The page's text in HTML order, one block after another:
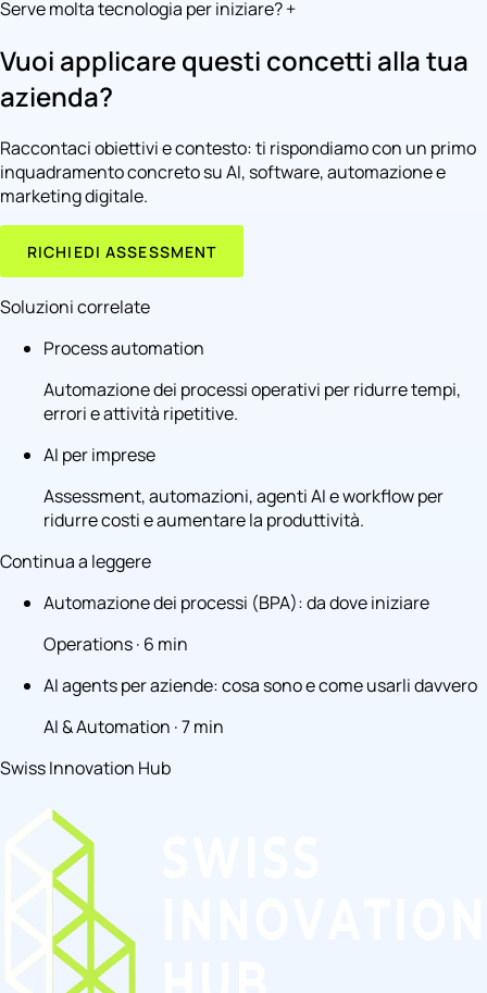
Serve molta tecnologia per iniziare?+
Vuoi applicare questi concetti alla tua
azienda?
Raccontaci obiettivi e contesto: ti rispondiamo con un primo
inquadramento concreto su AI, software, automazione e
marketing digitale.
RICHIEDI ASSESSMENT
Soluzioni correlate
Process automation
Automazione dei processi operativi per ridurre tempi,
errori e attività ripetitive.
AI per imprese
Assessment, automazioni, agenti AI e workflow per
ridurre costi e aumentare la produttività.
Continua a leggere
Automazione dei processi (BPA): da dove iniziare
Operations · 6 min
AI agents per aziende: cosa sono e come usarli davvero
AI & Automation · 7 min
Swiss Innovation Hub